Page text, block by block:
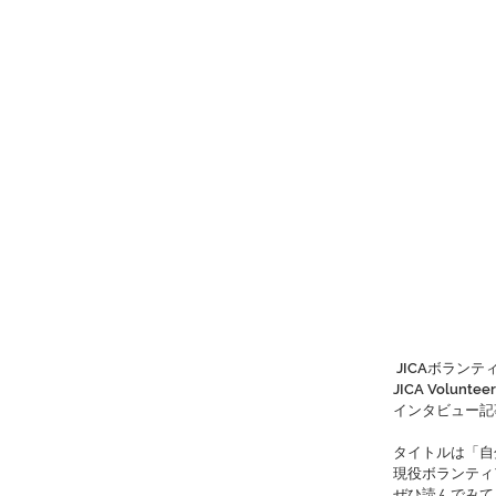
JICAボランテ
JICA
インタビュー
タイトルは「
現役ボランテ